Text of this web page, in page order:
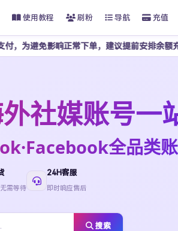
使用教程 刷粉 导航 充值
单，建议提前安排余额充值。 客
社媒账号一
全品类
需等待
24H客服
即时响应售后
搜索